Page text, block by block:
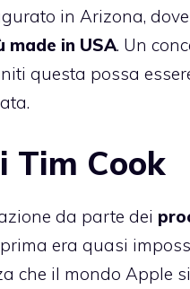
in Arizona,
made in USA. Un
questa possa
Tim Cook
da parte dei
era quasi
che il mondo Apple